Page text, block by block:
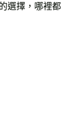
選擇，哪裡都